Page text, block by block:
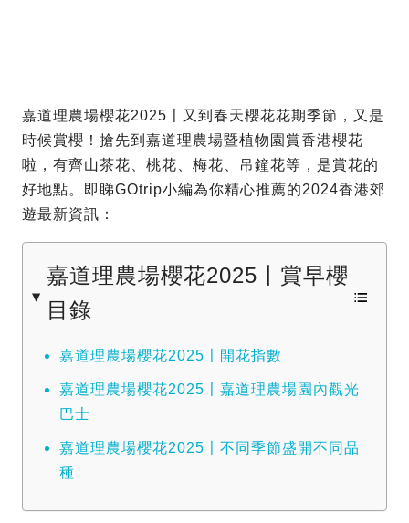
嘉道理農場櫻花2025〡又到春天櫻花花期季節，又是
時候賞櫻！搶先到嘉道理農場暨植物園賞香港櫻花
啦，有齊山茶花、桃花、梅花、吊鐘花等，是賞花的
好地點。即睇GOtrip小編為你精心推薦的2024香港郊
遊最新資訊：
嘉道理農場櫻花2025〡賞早櫻
目錄
嘉道理農場櫻花2025〡開花指數
嘉道理農場櫻花2025〡嘉道理農場園內觀光
巴士
嘉道理農場櫻花2025〡不同季節盛開不同品
種